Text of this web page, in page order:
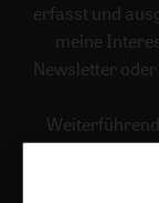
erfasst und
meine
Newsletter